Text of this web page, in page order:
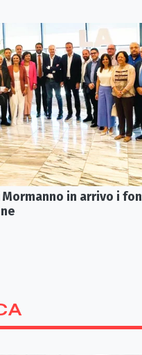
Mormanno in arrivo i